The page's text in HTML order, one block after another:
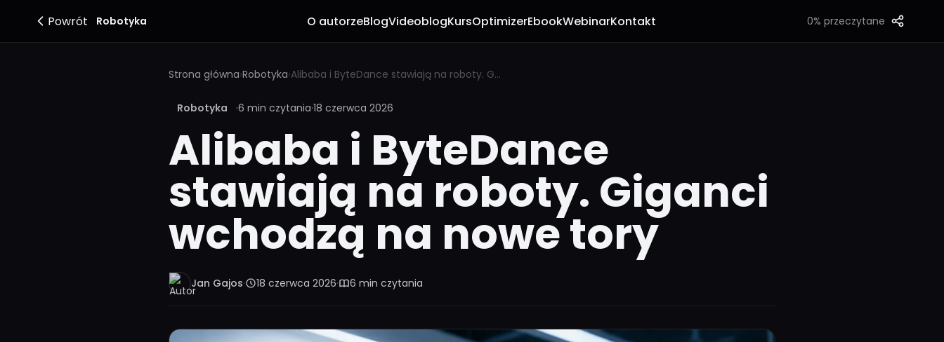
Powrót Robotyka O autorzeBlogVideoblogKursOptimizerEbookWebinarKontakt 0% przeczytane
Strona główna›Robotyka› Alibaba i ByteDance stawiają na roboty. Giganci wchodzą na nowe tory
Robotyka ·6 min czytania·18 czerwca 2026
Alibaba i ByteDance
stawiają na roboty. Giganci
wchodzą na nowe tory
Jan Gajos· 18 czerwca 2026· 6 min czytania